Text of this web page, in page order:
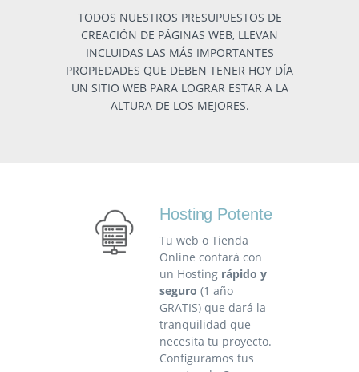
TODOS NUESTROS PRESUPUESTOS DE
CREACIÓN DE PÁGINAS WEB, LLEVAN
INCLUIDAS LAS MÁS IMPORTANTES
PROPIEDADES QUE DEBEN TENER HOY DÍA
UN SITIO WEB PARA LOGRAR ESTAR A LA
ALTURA DE LOS MEJORES.
Hosting Potente
Tu web o Tienda
Online contará con
un Hosting rápido y
seguro (1 año
GRATIS) que dará la
tranquilidad que
necesita tu proyecto.
Configuramos tus